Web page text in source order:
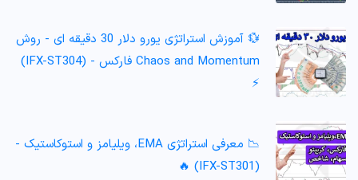
💱 آموزش استراتژی یورو دلار 30 دقیقه ای - روش
Chaos and Momentum فارکس - (IFX-ST304)
⚡️
📉 معرفی استراتژی EMA، ویلیامز و استوکاستیک -
(IFX-ST301) 🔥